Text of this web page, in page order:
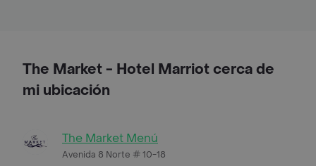
The Market - Hotel Marriot cerca de
mi ubicación
The Market Menú
Avenida 8 Norte # 10-18